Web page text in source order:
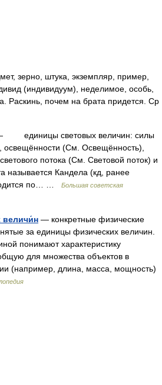
зерно, штука, экземпляр, пример,
(индивидуум), неделимое, особь,
Раскинь, почем на брата придется. Ср
единицы световых величин: силы
освещённости (См. Освещённость),
потока (См. Световой поток) и
называется Кандела (кд, ранее
по… …
Большая советская
величи́н — конкретные физические
за единицы физических величин.
понимают характеристику
для множества объектов в
(например, длина, масса, мощность)